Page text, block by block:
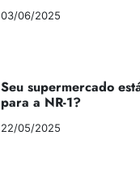
03/06/2025
Seu supermercado
para a NR-1?
22/05/2025